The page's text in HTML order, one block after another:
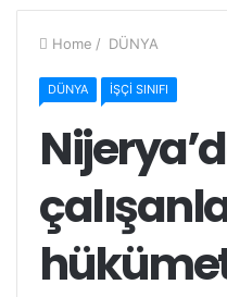
Home / DÜNYA
DÜNYA İŞÇİ SINIFI